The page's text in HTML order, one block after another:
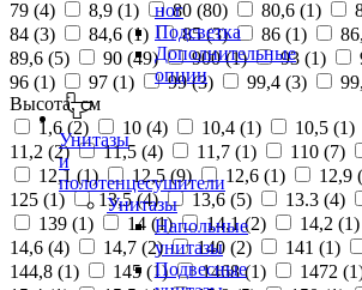
ног
Подсветка
Дополнительные
опции
Унитазы
и
полотенцесушители
Унитазы
Напольные
унитазы
Подвесные
79 (4) 8,9 (1) 80 (80) 80,6 (1)
84 (3) 84,6 (1) 85 (3) 86 (1)
89,6 (5) 90 (49) 900 (1) 93 (1)
96 (1) 97 (1) 99 (3) 99,4 (3)
Высота, см
1,6 (2) 10 (4) 10,4 (1) 10,5 (1)
11,2 (2) 11,5 (4) 11,7 (1) 110 (7)
12,1 (1) 12,5 (9) 12,6 (1) 12,9 (
125 (1) 13,5 (4) 13,6 (5) 13.3 (4)
139 (1) 14 (1) 14,1 (2) 14,2 (1)
14,6 (4) 14,7 (2) 140 (2) 141 (1)
144,8 (1) 145 (1) 1468 (1) 1472 (1